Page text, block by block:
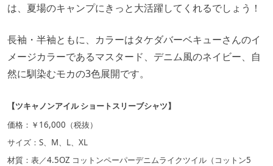
は、夏場のキャンプにきっと大活躍してくれるでしょう！
長袖・半袖ともに、カラーはタケダバーベキューさんのイ
メージカラーであるマスタード、デニム風のネイビー、自
然に馴染むモカの3色展開です。
【ツキャノンアイル ショートスリーブシャツ】
価格：￥16,000（税抜）
サイズ：S、M、L、XL
材質：表／4.5OZ コットンペーパーデニムライクツイル（コットン5